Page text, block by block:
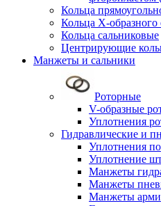
Кольца
Кольца Х-
Кольца сальниковые
Центрирующие
Манжеты и сальники
Роторные
V-образные
Уплотнения
Гидравлические и
Уплотнения
Уплотнение
Манжеты
Манжеты
Манжеты